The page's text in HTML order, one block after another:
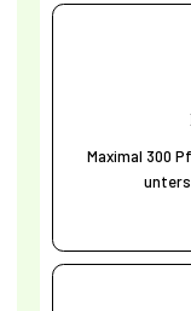
Maximal 300